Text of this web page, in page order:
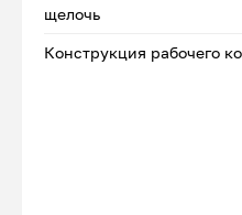
щелочь
Конструкция рабочего